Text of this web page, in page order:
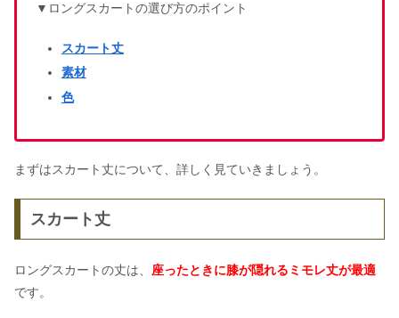
▼ロングスカートの選び方のポイント
スカート丈
素材
色
まずはスカート丈について、詳しく見ていきましょう。
スカート丈
ロングスカートの丈は、 座ったときに膝が隠れるミモレ丈が最適
です。